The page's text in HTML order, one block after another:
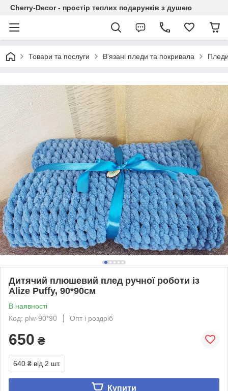
Cherry-Decor - простір теплих подарунків з душею
Товари та послуги В'язані пледи та покривала
Дитячий плюшевий плед ручної роботи із
Alize Puffy, 90*90см
В наявності
Код: plw-90*90
Опт і роздріб
650 ₴
640 ₴ від 2 шт.
Купити